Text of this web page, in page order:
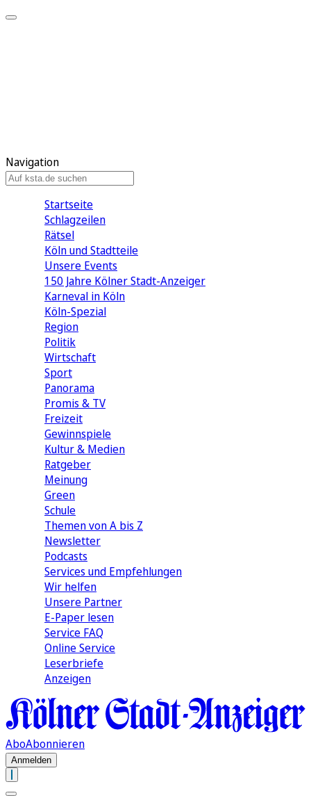
Navigation
Startseite
Schlagzeilen
Rätsel
Köln und Stadtteile
Unsere Events
150 Jahre Kölner Stadt-Anzeiger
Karneval in Köln
Köln-Spezial
Region
Politik
Wirtschaft
Sport
Panorama
Promis & TV
Freizeit
Gewinnspiele
Kultur & Medien
Ratgeber
Meinung
Green
Schule
Themen von A bis Z
Newsletter
Podcasts
Services und Empfehlungen
Wir helfen
Unsere Partner
E-Paper lesen
Service FAQ
Online Service
Leserbriefe
Anzeigen
AboAbonnieren
Anmelden